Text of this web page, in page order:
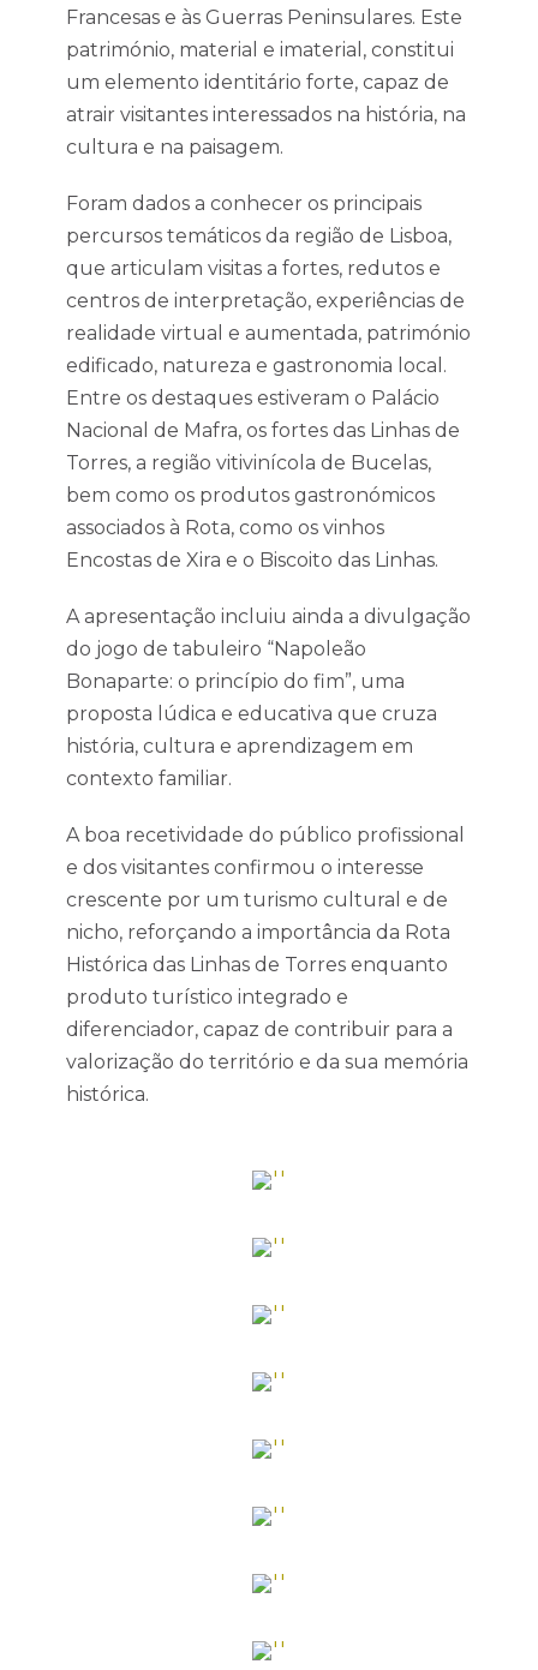
Francesas e às Guerras Peninsulares. Este
património, material e imaterial, constitui
um elemento identitário forte, capaz de
atrair visitantes interessados na história, na
cultura e na paisagem.
Foram dados a conhecer os principais
percursos temáticos da região de Lisboa,
que articulam visitas a fortes, redutos e
centros de interpretação, experiências de
realidade virtual e aumentada, património
edificado, natureza e gastronomia local.
Entre os destaques estiveram o Palácio
Nacional de Mafra, os fortes das Linhas de
Torres, a região vitivinícola de Bucelas,
bem como os produtos gastronómicos
associados à Rota, como os vinhos
Encostas de Xira e o Biscoito das Linhas.
A apresentação incluiu ainda a divulgação
do jogo de tabuleiro “Napoleão
Bonaparte: o princípio do fim”, uma
proposta lúdica e educativa que cruza
história, cultura e aprendizagem em
contexto familiar.
A boa recetividade do público profissional
e dos visitantes confirmou o interesse
crescente por um turismo cultural e de
nicho, reforçando a importância da Rota
Histórica das Linhas de Torres enquanto
produto turístico integrado e
diferenciador, capaz de contribuir para a
valorização do território e da sua memória
histórica.